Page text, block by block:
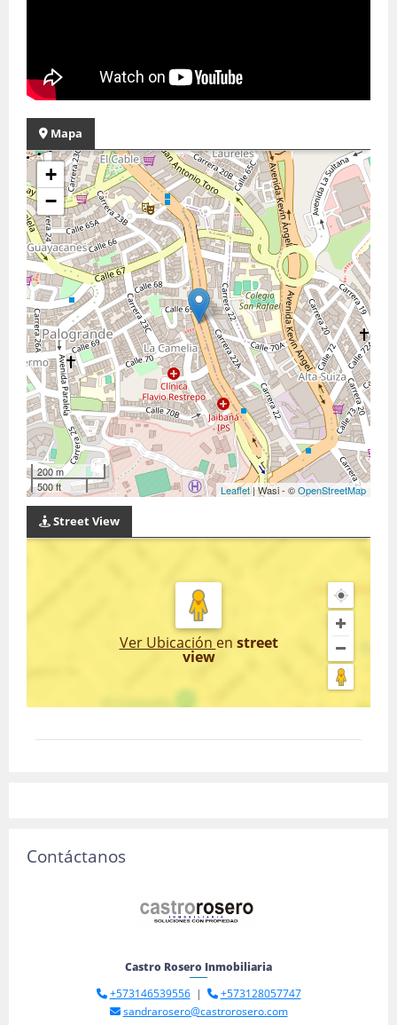
Mapa
+
−
200 m
500 ft
Leaflet| Wasi - ©OpenStreetMap
Street View
Ver Ubicación en street
view
Contáctanos
Castro Rosero Inmobiliaria
+573146539556|
+573128057747
sandrarosero@castrorosero.com